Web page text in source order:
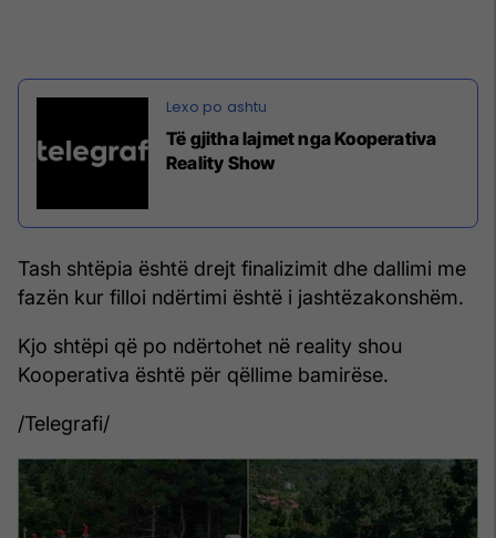
Të gjitha lajmet nga Kooperativa
Reality Show
Tash shtëpia është drejt finalizimit dhe dallimi me
fazën kur filloi ndërtimi është i jashtëzakonshëm.
Kjo shtëpi që po ndërtohet në reality shou
Kooperativa është për qëllime bamirëse.
/Telegrafi/